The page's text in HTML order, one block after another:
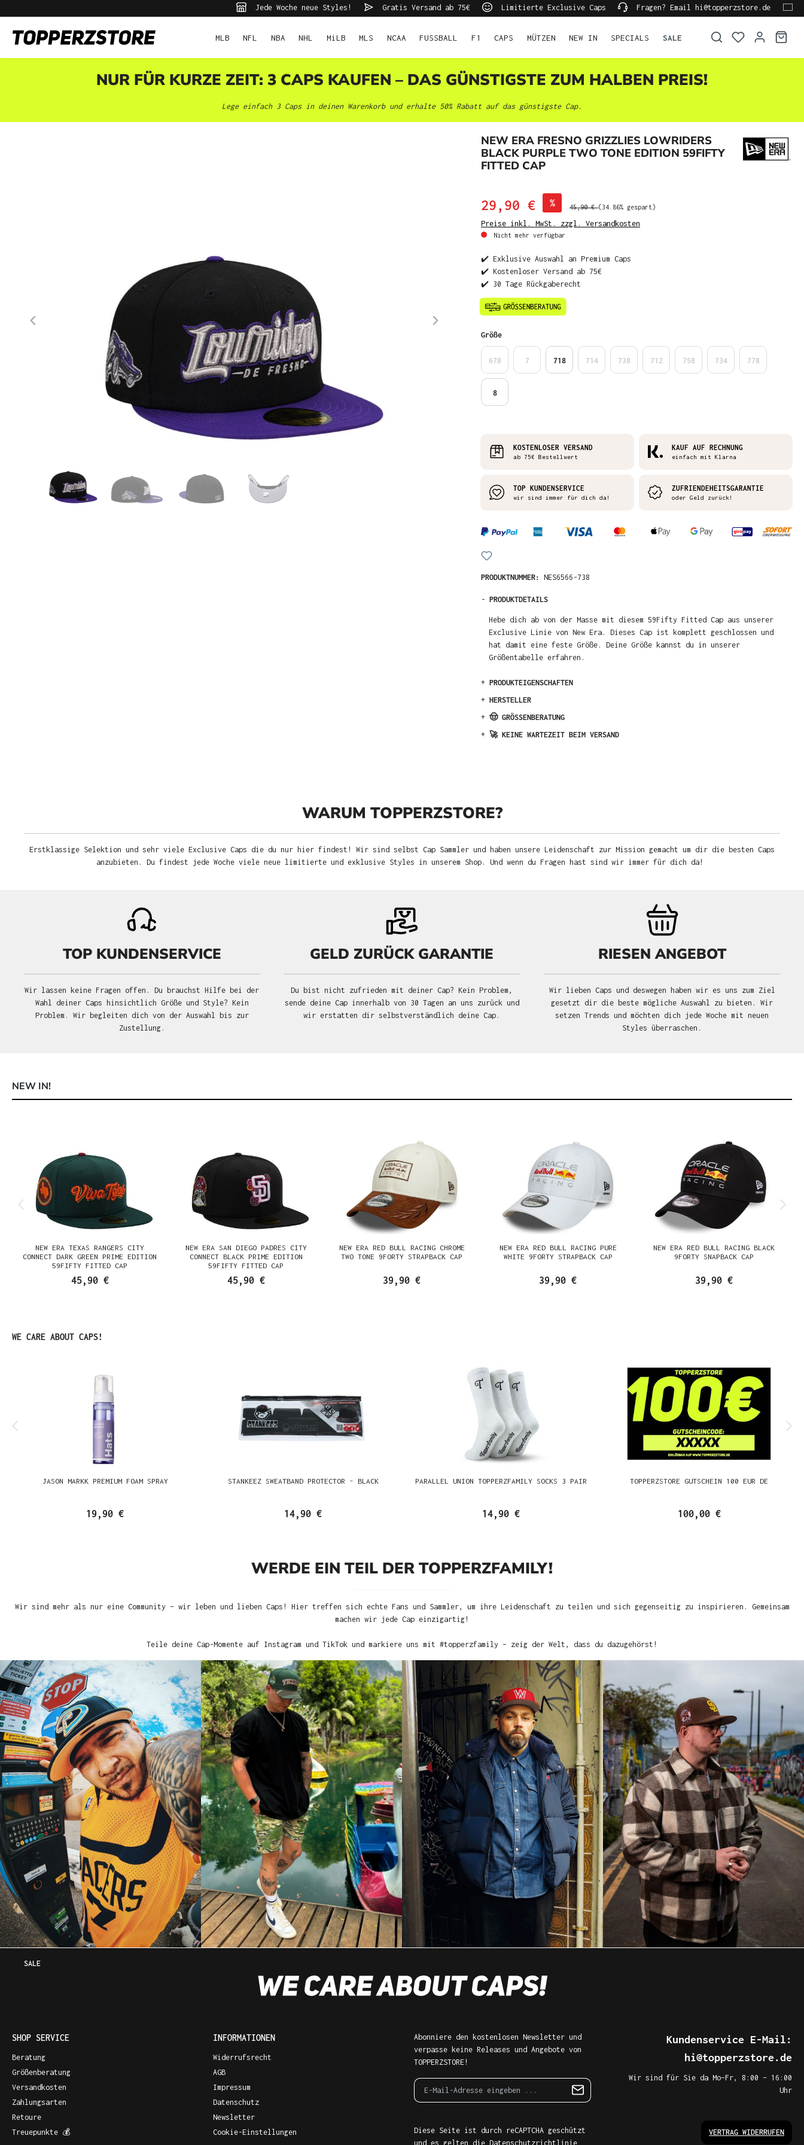
Jede Woche neue Styles! Gratis Versand ab 75€ Limitierte Exclusive Caps Fragen? Email hi@topperzstore.de
MLB NFL NBA NHL MiLB MLS NCAA FUSSBALL F1 CAPS MÜTZEN NEW IN SPECIALS SALE
NUR FÜR KURZE ZEIT: 3 CAPS KAUFEN – DAS GÜNSTIGSTE ZUM HALBEN PREIS!
Lege einfach 3 Caps in deinen Warenkorb und erhalte 50% Rabatt auf das günstigste Cap.
NEW ERA FRESNO GRIZZLIES LOWRIDERS
BLACK PURPLE TWO TONE EDITION 59FIFTY
FITTED CAP
29,90 € % 45,90 €(34.86% gespart)
Preise inkl. MwSt. zzgl. Versandkosten
Nicht mehr verfügbar
✔️ Exklusive Auswahl an Premium Caps
✔️ Kostenloser Versand ab 75€
✔️ 30 Tage Rückgaberecht
Größeauswählen
678 7 718 714 738 712 758 734 778
8
KOSTENLOSER VERSAND
ab 75€ Bestellwert
KAUF AUF RECHNUNG
einfach mit Klarna
TOP KUNDENSERVICE
wir sind immer für dich da!
ZUFRIENDEHEITSGARANTIE
oder Geld zurück!
PRODUKTNUMMER: NES6566-738
- PRODUKTDETAILS
Hebe dich ab von der Masse mit diesem 59Fifty Fitted Cap aus unserer
Exclusive Linie von New Era. Dieses Cap ist komplett geschlossen und
hat damit eine feste Größe. Deine Größe kannst du in unserer
Größentabelle erfahren.
+ PRODUKTEIGENSCHAFTEN
+ HERSTELLER
+ 🤠 GRÖSSENBERATUNG
+ 🚀 KEINE WARTEZEIT BEIM VERSAND
WARUM TOPPERZSTORE?
Erstklassige Selektion und sehr viele Exclusive Caps die du nur hier findest! Wir sind selbst Cap Sammler und haben unsere Leidenschaft zur Mission gemacht um dir die besten Caps
anzubieten. Du findest jede Woche viele neue limitierte und exklusive Styles in unserem Shop. Und wenn du Fragen hast sind wir immer für dich da!
TOP KUNDENSERVICE
Wir lassen keine Fragen offen. Du brauchst Hilfe bei der
Wahl deiner Caps hinsichtlich Größe und Style? Kein
Problem. Wir begleiten dich von der Auswahl bis zur
Zustellung.
GELD ZURÜCK GARANTIE
Du bist nicht zufrieden mit deiner Cap? Kein Problem,
sende deine Cap innerhalb von 30 Tagen an uns zurück und
wir erstatten dir selbstverständlich deine Cap.
RIESEN ANGEBOT
Wir lieben Caps und deswegen haben wir es uns zum Ziel
gesetzt dir die beste mögliche Auswahl zu bieten. Wir
setzen Trends und möchten dich jede Woche mit neuen
Styles überraschen.
NEW IN!
NEW ERA TEXAS RANGERS CITY
CONNECT DARK GREEN PRIME EDITION
59FIFTY FITTED CAP
45,90 €
NEW ERA SAN DIEGO PADRES CITY
CONNECT BLACK PRIME EDITION
59FIFTY FITTED CAP
45,90 €
NEW ERA RED BULL RACING CHROME
TWO TONE 9FORTY STRAPBACK CAP
39,90 €
NEW ERA RED BULL RACING PURE
WHITE 9FORTY STRAPBACK CAP
39,90 €
NEW ERA RED BULL RACING BLACK
9FORTY SNAPBACK CAP
39,90 €
Produktgalerie überspringen
WE CARE ABOUT CAPS!
JASON MARKK PREMIUM FOAM SPRAY
19,90 €
STANKEEZ SWEATBAND PROTECTOR - BLACK
14,90 €
PARALLEL UNION TOPPERZFAMILY SOCKS 3 PAIR
14,90 €
TOPPERZSTORE GUTSCHEIN 100 EUR DE
100,00 €
WERDE EIN TEIL DER TOPPERZFAMILY!
Wir sind mehr als nur eine Community – wir leben und lieben Caps! Hier treffen sich echte Fans und Sammler, um ihre Leidenschaft zu teilen und sich gegenseitig zu inspirieren. Gemeinsam
machen wir jede Cap einzigartig!
Teile deine Cap-Momente auf Instagram und TikTok und markiere uns mit #topperzfamily – zeig der Welt, dass du dazugehörst!
SALE
SHOP SERVICE
Beratung
Größenberatung
Versandkosten
Zahlungsarten
Retoure
Treuepunkte 💰
INFORMATIONEN
Widerrufsrecht
AGB
Impressum
Datenschutz
Newsletter
Cookie-Einstellungen
Abonniere den kostenlosen Newsletter und
verpasse keine Releases und Angebote von
TOPPERZSTORE!
Diese Seite ist durch reCAPTCHA geschützt
und es gelten die Datenschutzrichtlinie
Kundenservice E-Mail:
hi@topperzstore.de
Wir sind für Sie da Mo–Fr, 8:00 – 16:00
Uhr
VERTRAG WIDERRUFEN